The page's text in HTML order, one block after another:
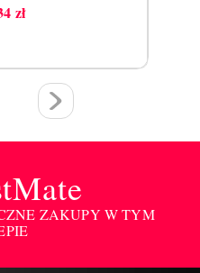
zł
ZAKUPY W TYM